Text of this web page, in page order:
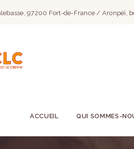
97200 Fort-de-France / Aronpéï,
ACCUEIL QUI SOMMES-